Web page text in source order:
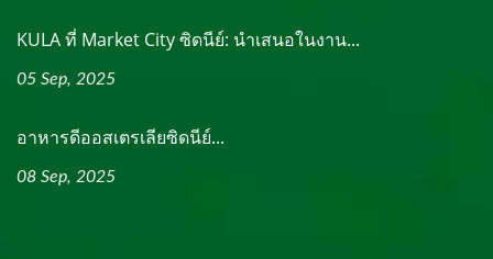
KULA ที่ Market City ซิดนีย์: นำเสนอในงาน...
05 Sep, 2025
อาหารดีออสเตรเลียซิดนีย์...
08 Sep, 2025